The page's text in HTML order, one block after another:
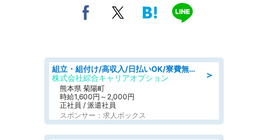
＞
組立・組付け/高収入/日払いOK/寮費無料/交替制/20・30・40代活躍中
株式会社綜合キャリアオプション
熊本県 菊陽町
時給1,600円～2,000円
正社員 / 派遣社員
スポンサー：求人ボックス